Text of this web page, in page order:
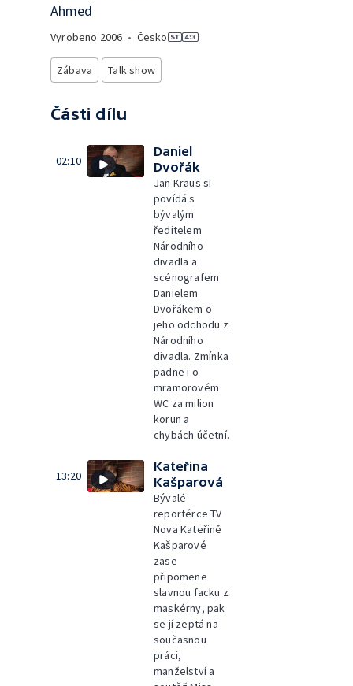
Ahmed
Vyrobeno 2006 • Česko
Zábava Talk show
Části dílu
02:10
Daniel
Dvořák
Jan Kraus si
povídá s
bývalým
ředitelem
Národního
divadla a
scénografem
Danielem
Dvořákem o
jeho odchodu z
Národního
divadla. Zmínka
padne i o
mramorovém
WC za milion
korun a
chybách účetní.
13:20
Kateřina
Kašparová
Bývalé
reportérce TV
Nova Kateřině
Kašparové
zase
připomene
slavnou facku z
maskérny, pak
se jí zeptá na
současnou
práci,
manželství a